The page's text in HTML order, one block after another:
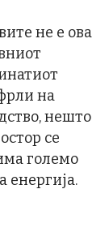
не е ова
на
нешто
се
големо
енергија.